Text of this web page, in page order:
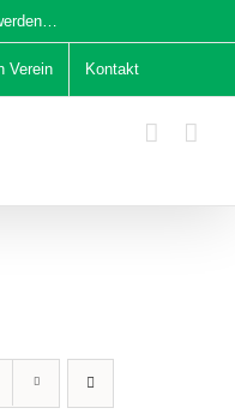
Verein Kontakt